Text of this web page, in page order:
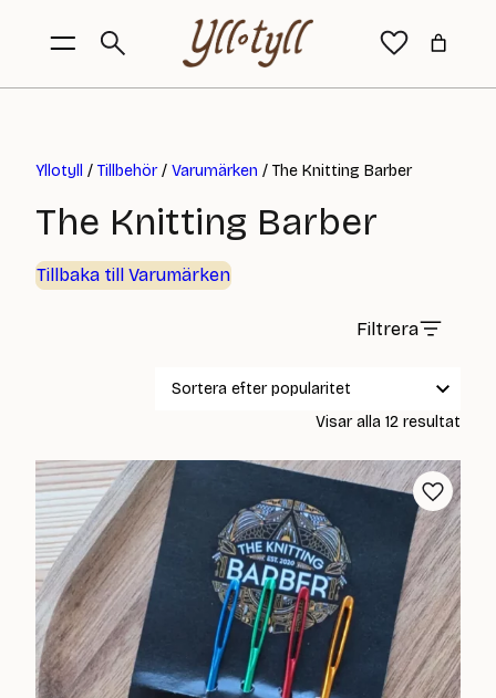
Yllotyll / Tillbehör/ Varumärken / The Knitting Barber
The Knitting Barber
Tillbaka till Varumärken
Filtrera
Visar alla 12 resultat